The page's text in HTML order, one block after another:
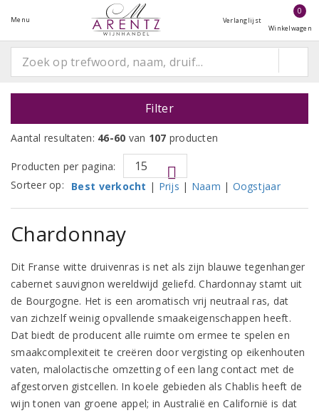
Menu Verlanglijst
0
Winkelwagen
Filter
Aantal resultaten: 46-60 van 107 producten
Producten per pagina:
Sorteer op:
Best verkocht | Prijs | Naam | Oogstjaar
Chardonnay
Dit Franse witte druivenras is net als zijn blauwe tegenhanger
cabernet sauvignon wereldwijd geliefd. Chardonnay stamt uit
de Bourgogne. Het is een aromatisch vrij neutraal ras, dat
van zichzelf weinig opvallende smaakeigenschappen heeft.
Dat biedt de producent alle ruimte om ermee te spelen en
smaakcomplexiteit te creëren door vergisting op eikenhouten
vaten, malolactische omzetting of een lang contact met de
afgestorven gistcellen. In koele gebieden als Chablis heeft de
wijn tonen van groene appel; in Australië en Californië is dat